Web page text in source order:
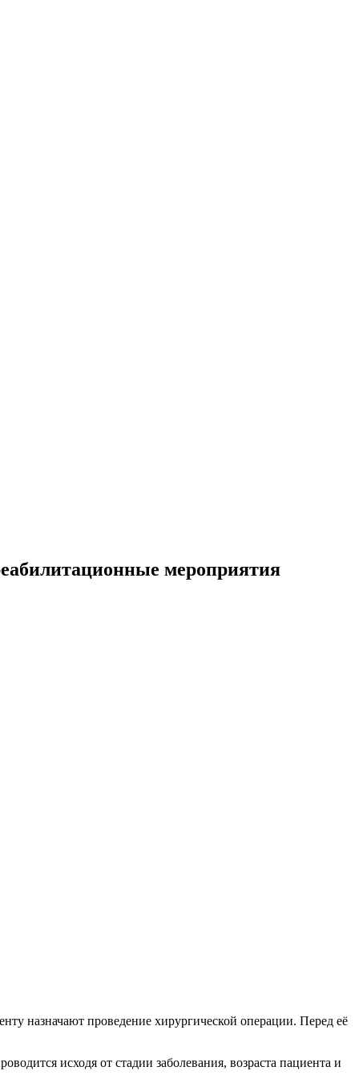
мероприятия
назначают проведение хирургической операции. Перед её
исходя от стадии заболевания, возраста пациента и